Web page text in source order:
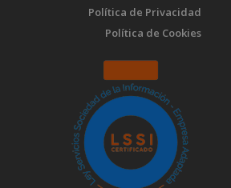
Política de Privacidad
Política de Cookies